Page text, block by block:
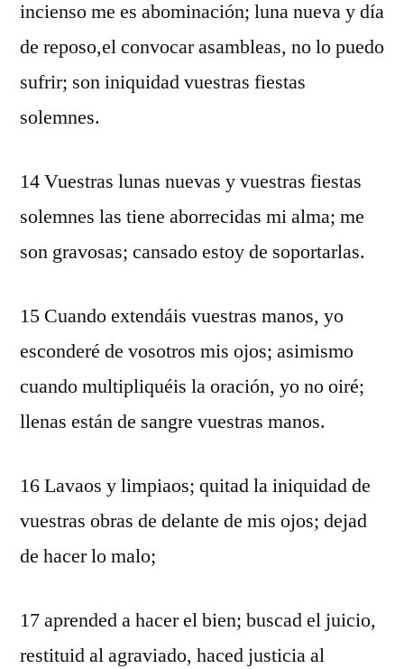
incienso me es abominación; luna nueva y día
de reposo,el convocar asambleas, no lo puedo
sufrir; son iniquidad vuestras fiestas
solemnes.
14 Vuestras lunas nuevas y vuestras fiestas
solemnes las tiene aborrecidas mi alma; me
son gravosas; cansado estoy de soportarlas.
15 Cuando extendáis vuestras manos, yo
esconderé de vosotros mis ojos; asimismo
cuando multipliquéis la oración, yo no oiré;
llenas están de sangre vuestras manos.
16 Lavaos y limpiaos; quitad la iniquidad de
vuestras obras de delante de mis ojos; dejad
de hacer lo malo;
17 aprended a hacer el bien; buscad el juicio,
restituid al agraviado, haced justicia al